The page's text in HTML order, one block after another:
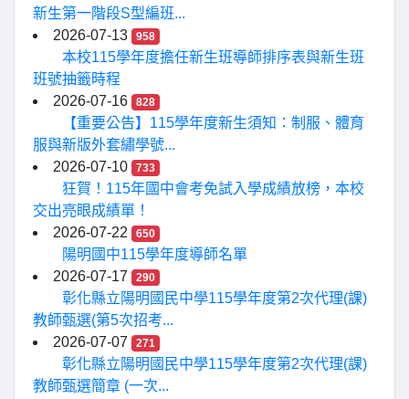
新生第一階段S型編班...
2026-07-13
958
本校115學年度擔任新生班導師排序表與新生班
班號抽籤時程
2026-07-16
828
【重要公告】115學年度新生須知：制服、體育
服與新版外套繡學號...
2026-07-10
733
狂賀！115年國中會考免試入學成績放榜，本校
交出亮眼成績單！
2026-07-22
650
陽明國中115學年度導師名單
2026-07-17
290
彰化縣立陽明國民中學115學年度第2次代理(課)
教師甄選(第5次招考...
2026-07-07
271
彰化縣立陽明國民中學115學年度第2次代理(課)
教師甄選簡章 (一次...